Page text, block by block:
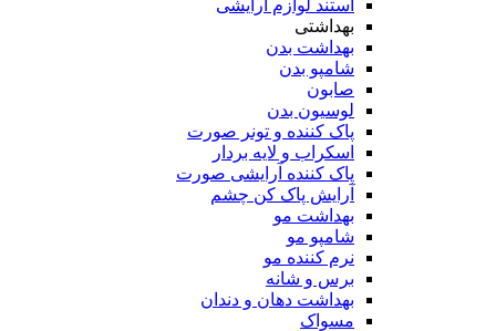
استند لوازم آرایشی
بهداشتی
بهداشت بدن
شامپو بدن
صابون
لوسیون بدن
پاک کننده و تونر صورت
اسکراب و لایه بردار
پاک کننده آرایشی صورت
آرایش پاک کن چشم
بهداشت مو
شامپو مو
نرم کننده مو
برس و شانه
بهداشت دهان و دندان
مسواک